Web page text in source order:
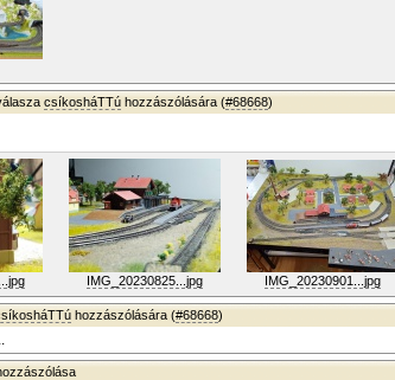
csíkosháTTú hozzászólására (#68668)
IMG_20230825...jpg IMG_20230901...jpg
hozzászólására (#68668)